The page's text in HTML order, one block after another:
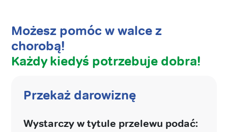
Możesz pomóc w walce z
chorobą!
Każdy kiedyś potrzebuje dobra!
Przekaż darowiznę
Wystarczy w tytule przelewu podać: